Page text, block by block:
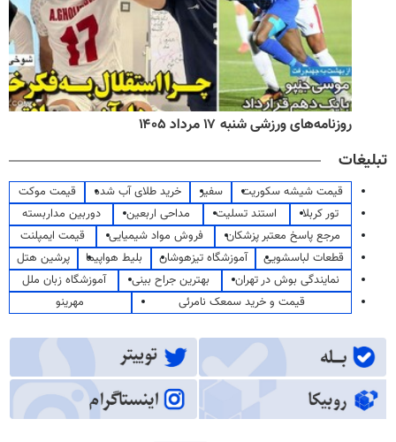
روزنامه‌های ورزشی شنبه ۱۷ مرداد ۱۴۰۵
تبلیغات
قیمت شیشه سکوریت سفیر خرید طلای آب شده
قیمت موکت
تور کربلا
استند تسلیت مداحی اربعین
دوربین مداربسته
مرجع پاسخ معتبر پزشکان
فروش مواد شیمیایی
قیمت ایمپلنت
قطعات لباسشویی
آموزشگاه تیزهوشان بلیط هواپیما
پرشین هتل
نمایندگی بوش در تهران
بهترین جراح بینی
آموزشگاه زبان ملل
قیمت و خرید سمعک نامرئی
مهرینو